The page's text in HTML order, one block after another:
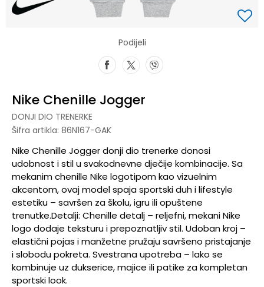
Podijeli
Nike Chenille Jogger
DONJI DIO TRENERKE
Šifra artikla: 86N167-GAK
Nike Chenille Jogger donji dio trenerke donosi
udobnost i stil u svakodnevne dječije kombinacije. Sa
mekanim chenille Nike logotipom kao vizuelnim
akcentom, ovaj model spaja sportski duh i lifestyle
estetiku – savršen za školu, igru ili opuštene
trenutke.Detalji: Chenille detalj – reljefni, mekani Nike
logo dodaje teksturu i prepoznatljiv stil. Udoban kroj –
elastični pojas i manžetne pružaju savršeno pristajanje
i slobodu pokreta. Svestrana upotreba – lako se
kombinuje uz dukserice, majice ili patike za kompletan
sportski look.